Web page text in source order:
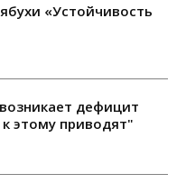
«Устойчивость
дефицит
этому приводят"